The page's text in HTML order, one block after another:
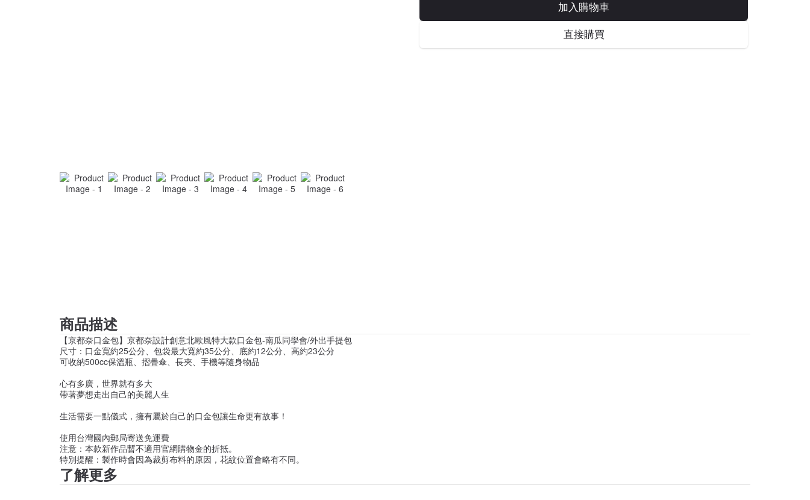
加入購物車
直接購買
商品描述
【京都奈口金包】京都奈設計創意北歐風特大款口金包-南瓜同學會/外出手提包
尺寸：口金寬約25公分、包袋最大寬約35公分、底約12公分、高約23公分
可收納500cc保溫瓶、摺疊傘、長夾、手機等隨身物品
心有多廣，世界就有多大
帶著夢想走出自己的美麗人生
生活需要一點儀式，擁有屬於自己的口金包讓生命更有故事！
使用台灣國內郵局寄送免運費
注意：本款新作品暫不適用官網購物金的折抵。
特別提醒：製作時會因為裁剪布料的原因，花紋位置會略有不同。
了解更多